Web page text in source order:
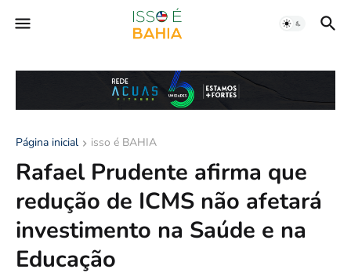
Página inicial isso é BAHIA
Rafael Prudente afirma que
redução de ICMS não afetará
investimento na Saúde e na
Educação